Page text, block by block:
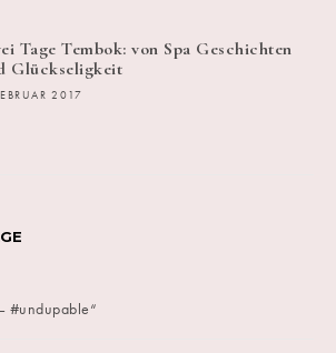
Tage Tembok: von Spa Geschichten
Glückseligkeit
2017
#undupable“